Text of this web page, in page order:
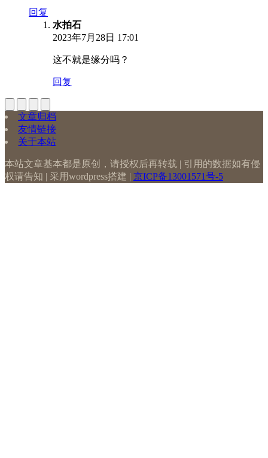
回复
水拍石
2023年7月28日 17:01
这不就是缘分吗？
回复
文章归档
友情链接
关于本站
本站文章基本都是原创，请授权后再转载 | 引用的数据如有侵
权请告知 | 采用wordpress搭建 | 京ICP备13001571号-5